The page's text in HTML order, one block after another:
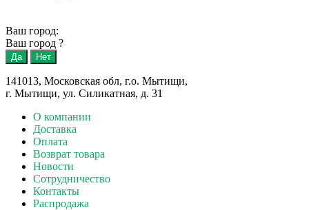
Ваш город:
Ваш город ?
141013, Московская обл, г.о. Мытищи,
г. Мытищи, ул. Силикатная, д. 31
О компании
Доставка
Оплата
Возврат товара
Новости
Сотрудничество
Контакты
Распродажа